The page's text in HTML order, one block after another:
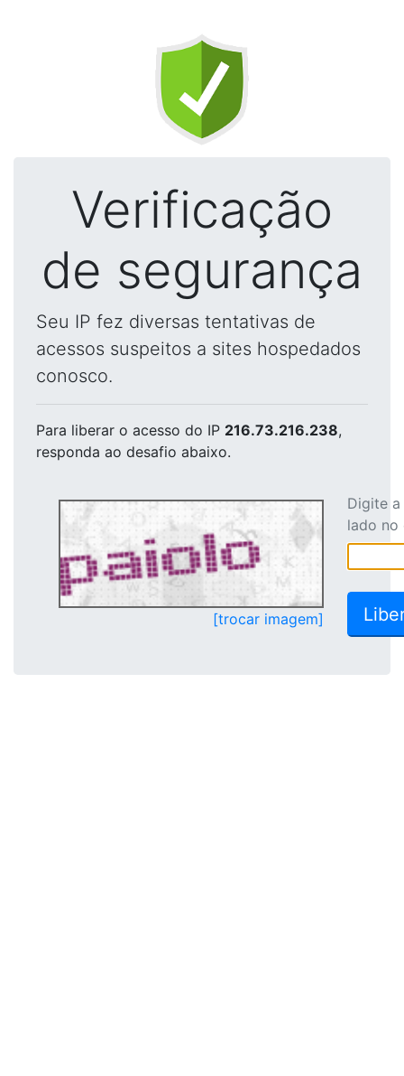
Verificação
de segurança
Seu IP fez diversas tentativas de
acessos suspeitos a sites hospedados
conosco.
Para liberar o acesso do IP 216.73.216.238,
responda ao desafio abaixo.
[trocar imagem]
Digite
lado no